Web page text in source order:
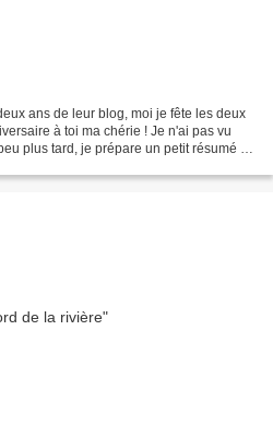
ans de leur blog, moi je fête les deux
à toi ma chérie ! Je n'ai pas vu
plus tard, je prépare un petit résumé de